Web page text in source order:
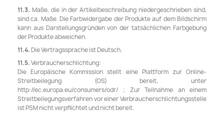
11.3. Maße, die in der Artikelbeschreibung niedergeschrieben sind,
sind ca. Maße. Die Farbwidergabe der Produkte auf dem Bildschirm
kann aus Darstellungsgründen von der tatsächlichen Farbgebung
der Produkte abweichen.
11.4. Die Vertragssprache ist Deutsch.
11.5.Verbraucherschlichtung:
Die Europäische Kommission stellt eine Plattform zur Online-
Streitbeilegung (OS) bereit, unter
http://ec.europa.eu/consumers/odr/ ; Zur Teilnahme an einem
Streitbeilegungsverfahren vor einer Verbraucherschlichtungsstelle
ist PSM nicht verpflichtet und nicht bereit.